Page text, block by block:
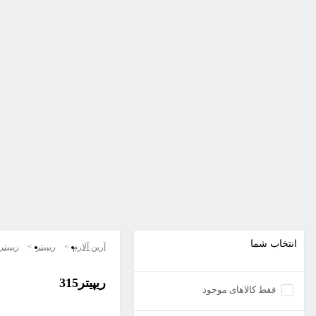
انتخاب شما
فقط کالاهای موجود
آرین آلارم ریپیتر
ریپیتر315